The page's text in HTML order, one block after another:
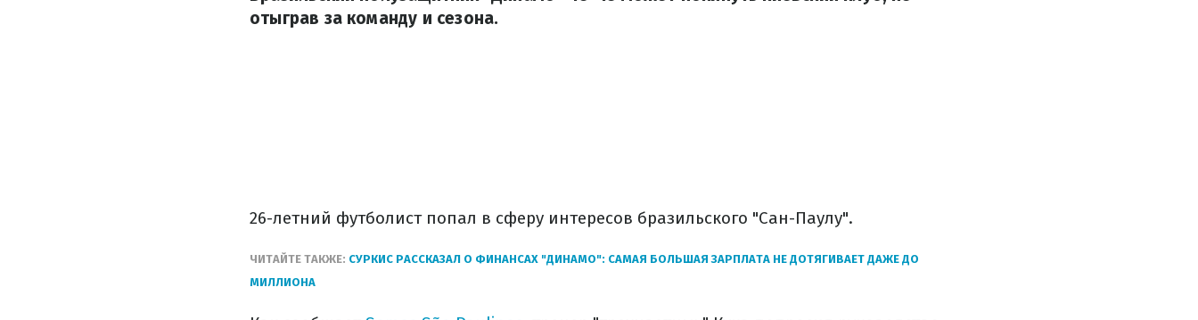
отыграв за команду и сезона.
26-летний футболист попал в сферу интересов бразильского "Сан-Паулу".
ЧИТАЙТЕ ТАКЖЕ: СУРКИС РАССКАЗАЛ О ФИНАНСАХ "ДИНАМО": САМАЯ БОЛЬШАЯ ЗАРПЛАТА НЕ ДОТЯГИВАЕТ ДАЖЕ ДО
МИЛЛИОНА